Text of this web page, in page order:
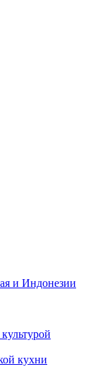
и Индонезии
кухни